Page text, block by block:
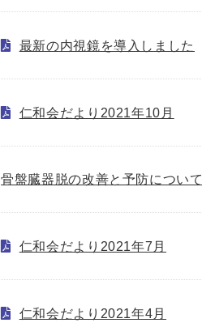
最新の内視鏡を導入しました
仁和会だより2021年10月
骨盤臓器脱の改善と予防について
仁和会だより2021年7月
仁和会だより2021年4月